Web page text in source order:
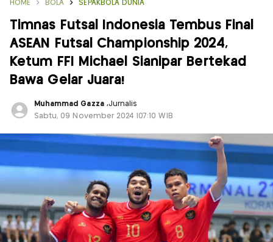
HOME BOLA SEPAKBOLA DUNIA
Timnas Futsal Indonesia Tembus Final
ASEAN Futsal Championship 2024,
Ketum FFI Michael Sianipar Bertekad
Bawa Gelar Juara!
Muhammad Gazza ,Jurnalis
Sabtu, 09 November 2024 |07:10 WIB